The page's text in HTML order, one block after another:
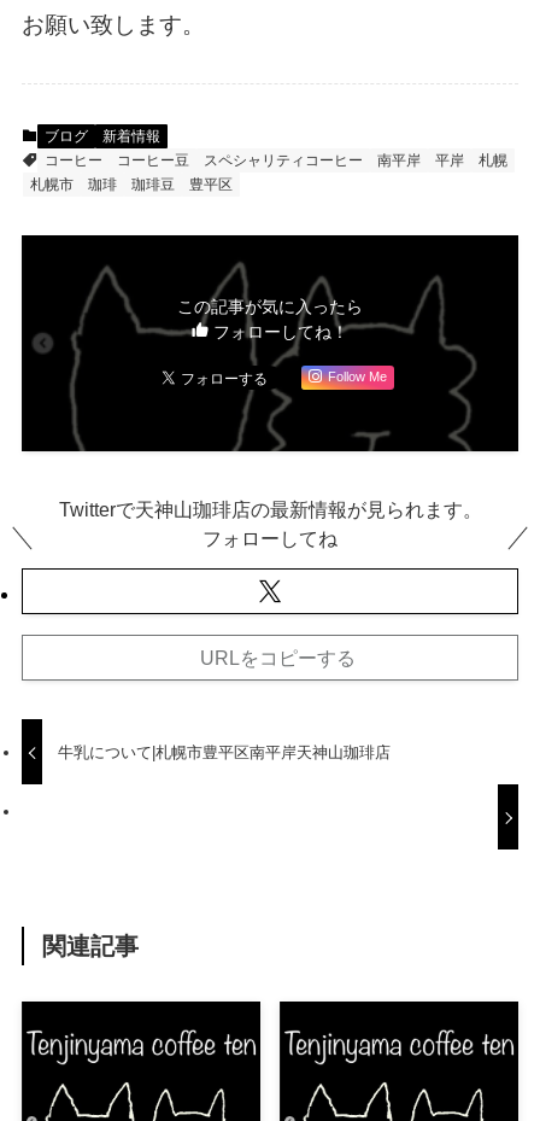
お願い致します。
ブログ
新着情報
コーヒー
コーヒー豆 スペシャリティコーヒー 南平岸 平岸
札幌
札幌市
珈琲 珈琲豆 豊平区
この記事が気に入ったら
フォローしてね！
Follow Me
Twitterで天神山珈琲店の最新情報が見られます。
フォローしてね
URLをコピーする
牛乳について|札幌市豊平区南平岸天神山珈琲店
関連記事